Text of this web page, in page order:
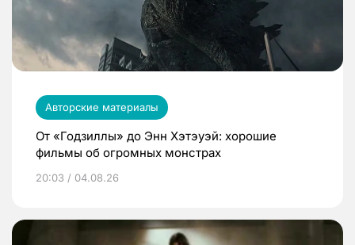
Авторские материалы
От «Годзиллы» до Энн Хэтэуэй: хорошие
фильмы об огромных монстрах
20:03 / 04.08.26